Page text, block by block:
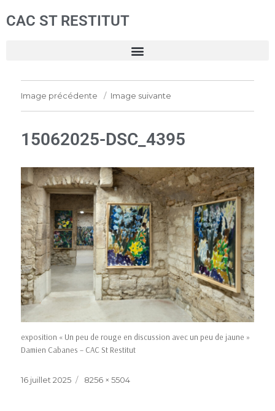
CAC ST RESTITUT
Image précédente Image suivante
15062025-DSC_4395
exposition « Un peu de rouge en discussion avec un peu de jaune »
Damien Cabanes – CAC St Restitut
16 juillet 2025 8256 × 5504